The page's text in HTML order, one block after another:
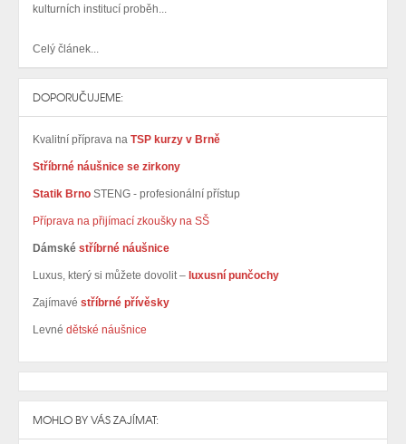
kulturních institucí proběh...
Celý článek...
DOPORUČUJEME:
Kvalitní příprava na TSP kurzy v Brně
Stříbrné náušnice se zirkony
Statik Brno STENG - profesionální přístup
Příprava na přijímací zkoušky na SŠ
Dámské stříbrné náušnice
Luxus, který si můžete dovolit – luxusní punčochy
Zajímavé stříbrné přívěsky
Levné dětské náušnice
MOHLO BY VÁS ZAJÍMAT: